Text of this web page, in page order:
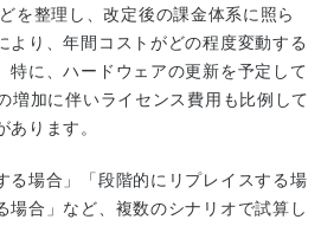
を整理し、改定後の課金体系に照ら
より、年間コストがどの程度変動する
特に、ハードウェアの更新を予定して
増加に伴いライセンス費用も比例して
あります。
る場合」「段階的にリプレイスする場
場合」など、複数のシナリオで試算し